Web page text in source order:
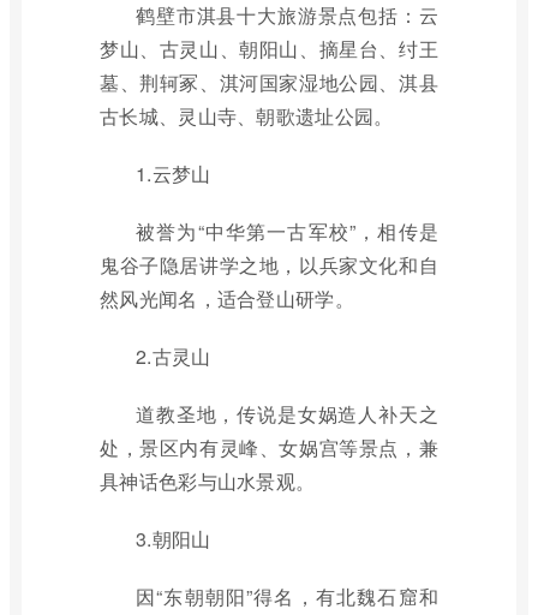
鹤壁市淇县十大旅游景点包括：云
梦山、古灵山、朝阳山、摘星台、纣王
墓、荆轲冢、淇河国家湿地公园、淇县
古长城、灵山寺、朝歌遗址公园。
1.云梦山
被誉为“中华第一古军校”，相传是
鬼谷子隐居讲学之地，以兵家文化和自
然风光闻名，适合登山研学。
2.古灵山
道教圣地，传说是女娲造人补天之
处，景区内有灵峰、女娲宫等景点，兼
具神话色彩与山水景观。
3.朝阳山
因“东朝朝阳”得名，有北魏石窟和